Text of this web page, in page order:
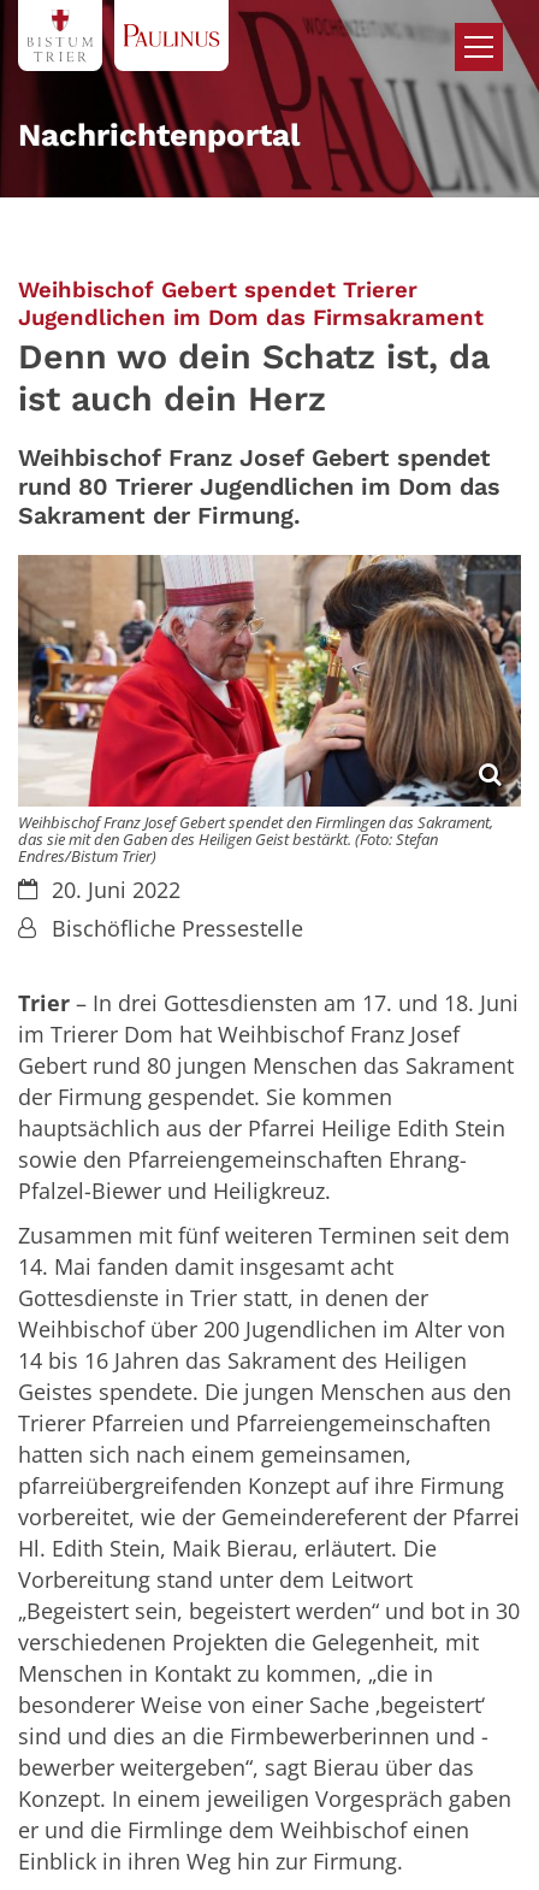
Zum Inhalt springen
Nachrichtenportal
Weihbischof Gebert spendet Trierer
Jugendlichen im Dom das Firmsakrament:
Denn wo dein Schatz ist, da
ist auch dein Herz
Weihbischof Franz Josef Gebert spendet
rund 80 Trierer Jugendlichen im Dom das
Sakrament der Firmung.
Weihbischof Franz Josef Gebert spendet den Firmlingen das Sakrament,
das sie mit den Gaben des Heiligen Geist bestärkt. (Foto: Stefan
Endres/Bistum Trier)
Datum:20. Juni 2022
Von:Bischöfliche Pressestelle
Trier – In drei Gottesdiensten am 17. und 18. Juni
im Trierer Dom hat Weihbischof Franz Josef
Gebert rund 80 jungen Menschen das Sakrament
der Firmung gespendet. Sie kommen
hauptsächlich aus der Pfarrei Heilige Edith Stein
sowie den Pfarreiengemeinschaften Ehrang-
Pfalzel-Biewer und Heiligkreuz.
Zusammen mit fünf weiteren Terminen seit dem
14. Mai fanden damit insgesamt acht
Gottesdienste in Trier statt, in denen der
Weihbischof über 200 Jugendlichen im Alter von
14 bis 16 Jahren das Sakrament des Heiligen
Geistes spendete. Die jungen Menschen aus den
Trierer Pfarreien und Pfarreiengemeinschaften
hatten sich nach einem gemeinsamen,
pfarreiübergreifenden Konzept auf ihre Firmung
vorbereitet, wie der Gemeindereferent der Pfarrei
Hl. Edith Stein, Maik Bierau, erläutert. Die
Vorbereitung stand unter dem Leitwort
„Begeistert sein, begeistert werden“ und bot in 30
verschiedenen Projekten die Gelegenheit, mit
Menschen in Kontakt zu kommen, „die in
besonderer Weise von einer Sache ‚begeistert‘
sind und dies an die Firmbewerberinnen und -
bewerber weitergeben“, sagt Bierau über das
Konzept. In einem jeweiligen Vorgespräch gaben
er und die Firmlinge dem Weihbischof einen
Einblick in ihren Weg hin zur Firmung.